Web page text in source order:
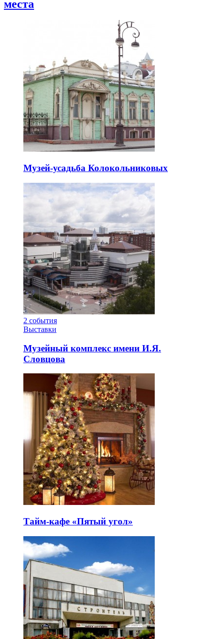
места
Музей-усадьба Колокольниковых
2 события
Выставки
Музейный комплекс имени И.Я.
Словцова
Тайм-кафе «Пятый угол»